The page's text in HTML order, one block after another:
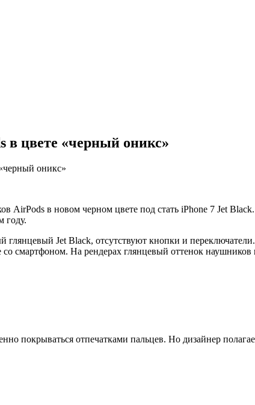
в цвете «черный оникс»
оникс»
в новом черном цвете под стать iPhone 7 Jet
году.
Jet Black, отсутствуют кнопки и
смартфоном. На рендерах глянцевый оттенок наушников
покрываться отпечатками пальцев. Но дизайнер